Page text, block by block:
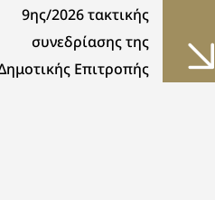
9ης/2026 τακτικής
συνεδρίασης της
Επιτροπής